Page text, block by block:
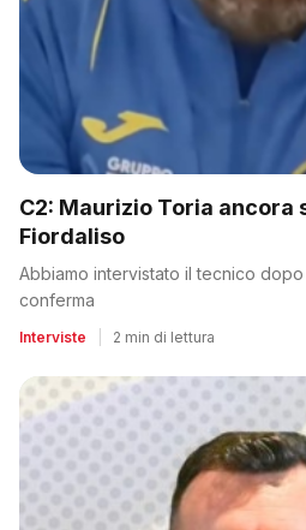
C2: Maurizio Toria ancora
Fiordaliso
Abbiamo intervistato il tecnico
conferma
Interviste 2 min di lettura